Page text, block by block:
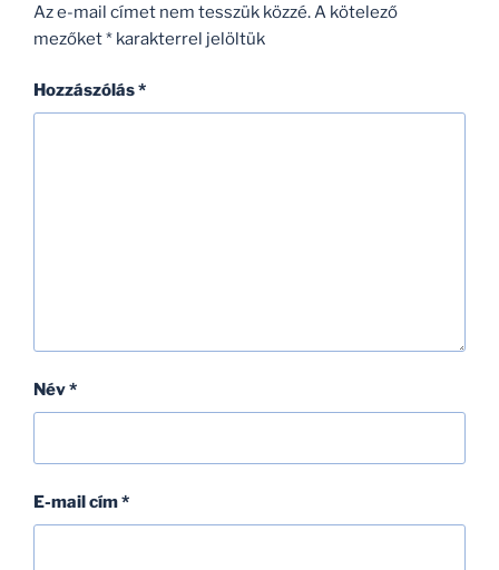
Az e-mail címet nem tesszük közzé. A kötelező
mezőket* karakterrel jelöltük
Hozzászólás*
Név*
E-mail cím*